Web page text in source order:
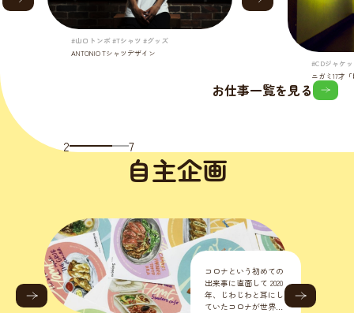
#山口トンボ #Tシャツ #グッズ
ANTONIO Tシャツデザイン
#CDジャケ
ニガミ17才
2 7
お仕事一覧を見る
自主企画
し
的